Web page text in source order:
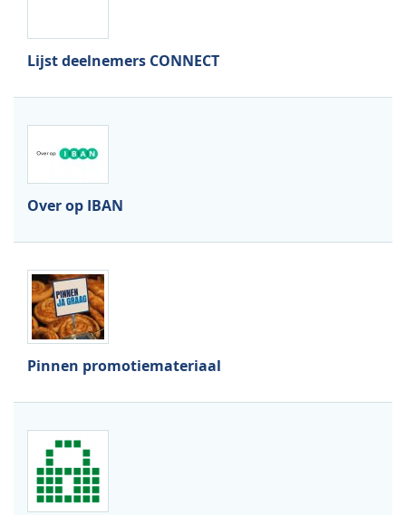
Lijst deelnemers CONNECT
Over op IBAN
Pinnen promotiemateriaal